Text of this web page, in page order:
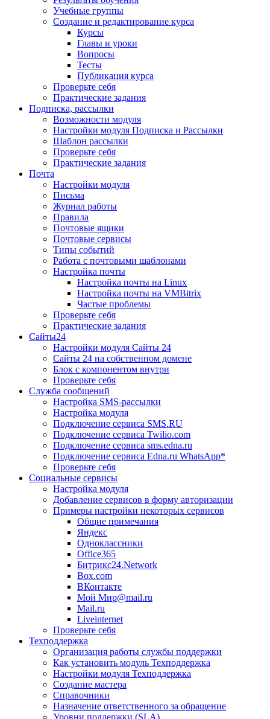
Учебные группы
Создание и редактирование курса
Курсы
Главы и уроки
Вопросы
Тесты
Публикация курса
Проверьте себя
Практические задания
Подписка, рассылки
Возможности модуля
Настройки модуля Подписка и Рассылки
Шаблон рассылки
Проверьте себя
Практические задания
Почта
Настройки модуля
Письма
Журнал работы
Правила
Почтовые ящики
Почтовые сервисы
Типы событий
Работа с почтовыми шаблонами
Настройка почты
Настройка почты на Linux
Настройка почты на VMBitrix
Частые проблемы
Проверьте себя
Практические задания
Сайты24
Настройки модуля Сайты 24
Сайты 24 на собственном домене
Блок с компонентом внутри
Проверьте себя
Служба сообщений
Настройка SMS-рассылки
Настройка модуля
Подключение сервиса SMS.RU
Подключение сервиса Twilio.com
Подключение сервиса sms.edna.ru
Подключение сервиса Edna.ru WhatsApp*
Проверьте себя
Социальные сервисы
Настройка модуля
Добавление сервисов в форму авторизации
Примеры настройки некоторых сервисов
Общие примечания
Яндекс
Одноклассники
Office365
Битрикс24.Network
Box.com
ВКонтакте
Мой Мир@mail.ru
Mail.ru
Liveinternet
Проверьте себя
Техподдержка
Организация работы службы поддержки
Как установить модуль Техподдержка
Настройки модуля Техподдержка
Создание мастера
Справочники
Назначение ответственного за обращение
Уровни поддержки (SLA)